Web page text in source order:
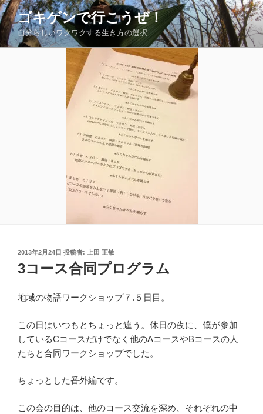
コ
ン
テ
ン
ゴキゲンで行こうぜ！
自分らしいワクワクする生き方の選択
投
稿
日:
2013年2月24日 投稿者: 上田 正敏
3コース合同プログラム
地域の物語ワークショップ７.５日目。
この日はいつもとちょっと違う。休日の夜に、僕が参加
しているCコースだけでなく他のAコースやBコースの人
たちと合同ワークショップでした。
ちょっとした番外編です。
この会の目的は、他のコース交流を深め、それぞれの中